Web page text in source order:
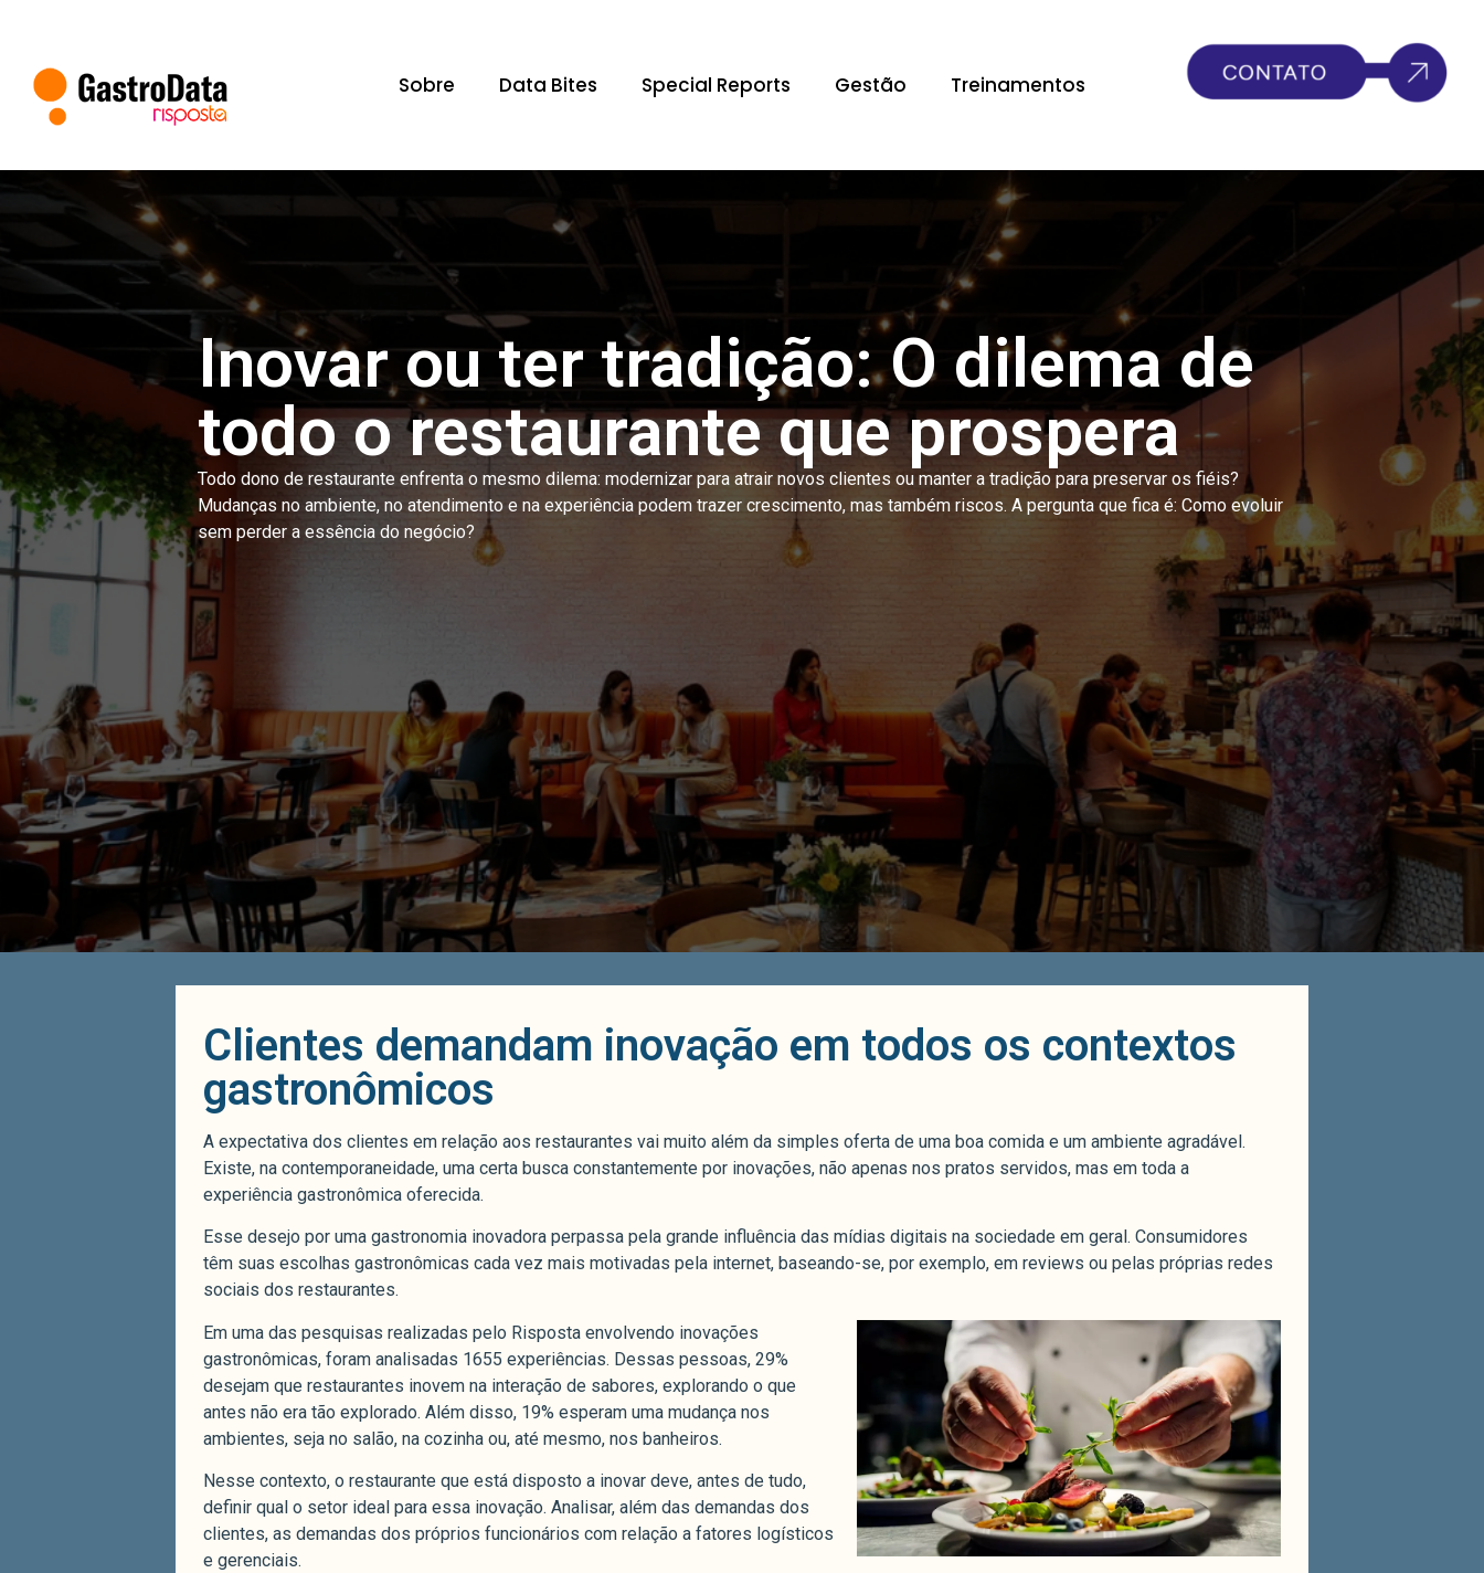
Sobre Data Bites Special Reports Gestão Treinamentos
Inovar ou ter tradição: O dilema de
todo o restaurante que prospera
Todo dono de restaurante enfrenta o mesmo dilema: modernizar para atrair novos clientes ou manter a tradição para preservar os fiéis?
Mudanças no ambiente, no atendimento e na experiência podem trazer crescimento, mas também riscos. A pergunta que fica é: Como evoluir
sem perder a essência do negócio?
Clientes demandam inovação em todos os contextos
gastronômicos
A expectativa dos clientes em relação aos restaurantes vai muito além da simples oferta de uma boa comida e um ambiente agradável.
Existe, na contemporaneidade, uma certa busca constantemente por inovações, não apenas nos pratos servidos, mas em toda a
experiência gastronômica oferecida.
Esse desejo por uma gastronomia inovadora perpassa pela grande influência das mídias digitais na sociedade em geral. Consumidores
têm suas escolhas gastronômicas cada vez mais motivadas pela internet, baseando-se, por exemplo, em reviews ou pelas próprias redes
sociais dos restaurantes.
Em uma das pesquisas realizadas pelo Risposta envolvendo inovações
gastronômicas, foram analisadas 1655 experiências. Dessas pessoas, 29%
desejam que restaurantes inovem na interação de sabores, explorando o que
antes não era tão explorado. Além disso, 19% esperam uma mudança nos
ambientes, seja no salão, na cozinha ou, até mesmo, nos banheiros.
Nesse contexto, o restaurante que está disposto a inovar deve, antes de tudo,
definir qual o setor ideal para essa inovação. Analisar, além das demandas dos
clientes, as demandas dos próprios funcionários com relação a fatores logísticos
e gerenciais.